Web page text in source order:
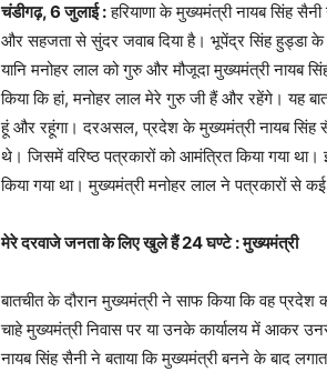
चंडीगढ़, 6 जुलाई :हरियाणा के मुख्यमंत्री नायब सिंह
और सहजता से सुंदर जवाब दिया है। भूपेंद्र सिंह हुड्डा के
यानि मनोहर लाल को गुरु और मौजूदा मुख्यमंत्री नायब
किया कि हां, मनोहर लाल मेरे गुरु जी हैं और रहेंगे। यह
हूं और रहूंगा। दरअसल, प्रदेश के मुख्यमंत्री नायब सिंह
थे। जिसमें वरिष्ठ पत्रकारों को आमंत्रित किया गया
किया गया था। मुख्यमंत्री मनोहर लाल ने पत्रकारों से कई
मेरे दरवाजे जनता के लिए खुले हैं 24 घण्टे : मुख्यमंत्री
बातचीत के दौरान मुख्यमंत्री ने साफ किया कि वह
चाहे मुख्यमंत्री निवास पर या उनके कार्यालय में आकर
नायब सिंह सैनी ने बताया कि मुख्यमंत्री बनने के बाद